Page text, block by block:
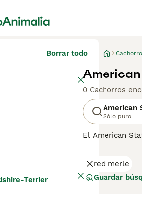
Borrar todo
Terrier
0 Cachorros
American
Sólo puro
El American
bien con los
perros y
red merle
Guardar